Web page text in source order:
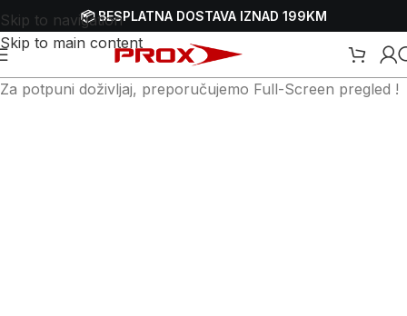
Skip to navigation
Skip to main content
📦 BESPLATNA DOSTAVA IZNAD 199KM
Za potpuni doživljaj, preporučujemo Full-Screen pregled !